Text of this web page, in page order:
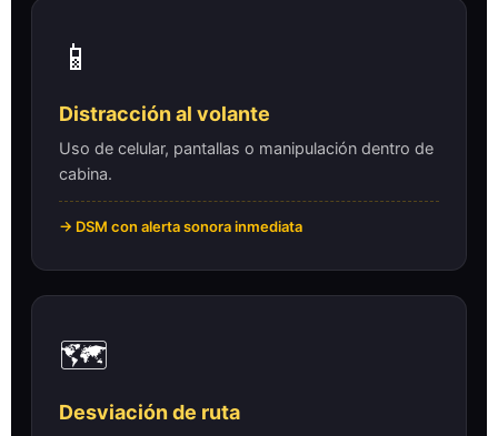
📱
Distracción al volante
Uso de celular, pantallas o manipulación dentro de
cabina.
→ DSM con alerta sonora inmediata
🗺️
Desviación de ruta